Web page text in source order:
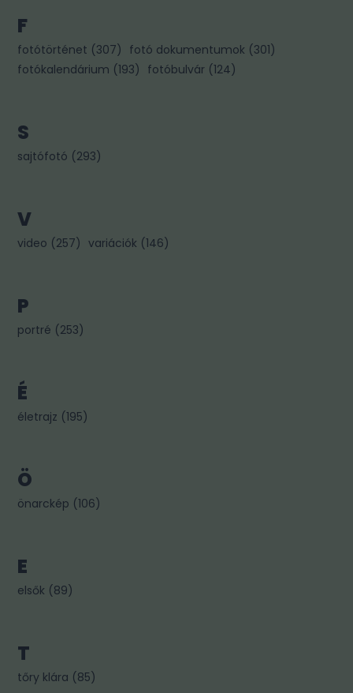
F
fotótörténet (307) fotó dokumentumok (301)
fotókalendárium (193) fotóbulvár (124)
S
sajtófotó (293)
V
video (257) variációk (146)
P
portré (253)
É
életrajz (195)
Ö
önarckép (106)
E
elsők (89)
T
tőry klára (85)